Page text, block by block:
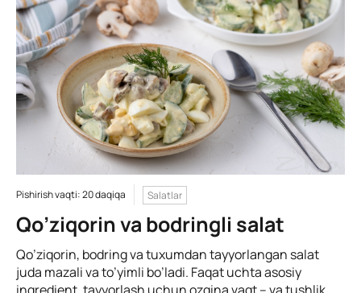
Pishirish vaqti: 20 daqiqa Salatlar
Qo’ziqorin va bodringli salat
Qo’ziqorin, bodring va tuxumdan tayyorlangan salat
juda mazali va to’yimli bo’ladi. Faqat uchta asosiy